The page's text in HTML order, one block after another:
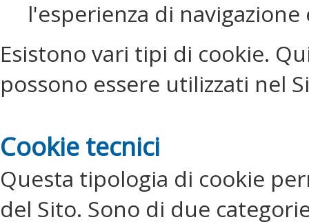
l'esperienza di navigazione
Esistono vari tipi di cookie.
possono essere utilizzati nel
Cookie tecnici
Questa tipologia di cookie
del Sito. Sono di due